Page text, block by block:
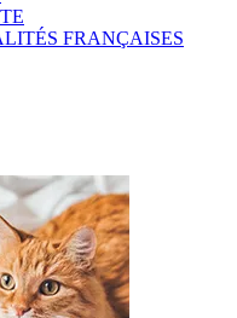
FRANÇAISES